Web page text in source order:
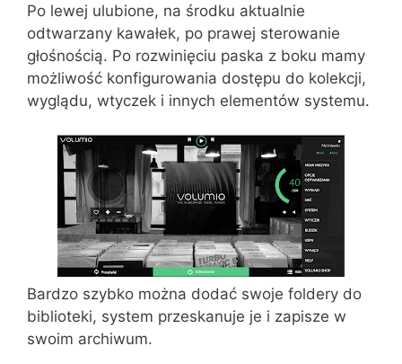
Po lewej ulubione, na środku aktualnie
odtwarzany kawałek, po prawej sterowanie
głośnością. Po rozwinięciu paska z boku mamy
możliwość konfigurowania dostępu do kolekcji,
wyglądu, wtyczek i innych elementów systemu.
Bardzo szybko można dodać swoje foldery do
biblioteki, system przeskanuje je i zapisze w
swoim archiwum.